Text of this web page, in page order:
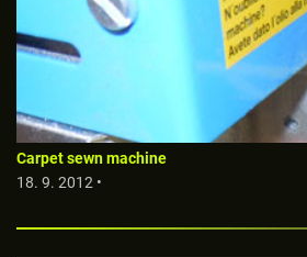
Carpet sewn machine
18. 9. 2012 •